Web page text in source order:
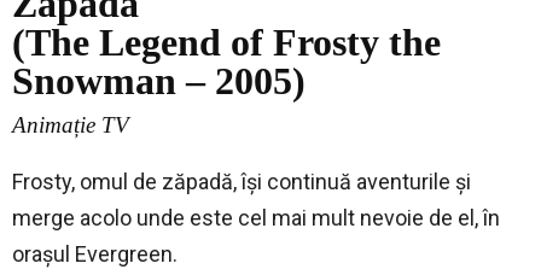
(The Legend of Frosty the
Snowman – 2005)
Animație TV
Frosty, omul de zăpadă, își continuă aventurile și
merge acolo unde este cel mai mult nevoie de el, în
orașul Evergreen.